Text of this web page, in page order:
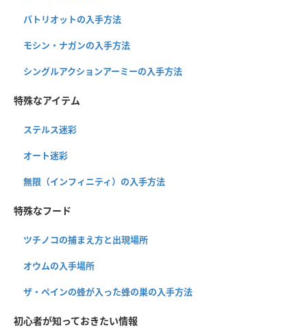
パトリオットの入手方法
モシン・ナガンの入手方法
シングルアクションアーミーの入手方法
特殊なアイテム
ステルス迷彩
オート迷彩
無限（インフィニティ）の入手方法
特殊なフード
ツチノコの捕まえ方と出現場所
オウムの入手場所
ザ・ペインの蜂が入った蜂の巣の入手方法
初心者が知っておきたい情報